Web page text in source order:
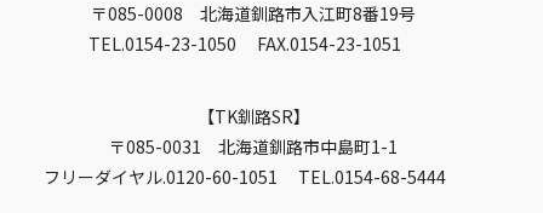
〒085-0008 北海道釧路市入江町8番19号
TEL.0154-23-1050 FAX.0154-23-1051
TK釧路SR
〒085-0031 北海道釧路市中島町1-1
フリーダイヤル.0120-60-1051 TEL.0154-68-5444